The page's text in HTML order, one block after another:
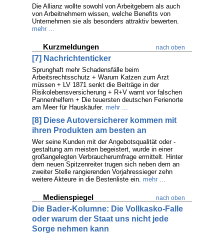
Die Allianz wollte sowohl von Arbeitgebern als auch
von Arbeitnehmern wissen, welche Benefits von
Unternehmen sie als besonders attraktiv bewerten.
mehr ...
Kurzmeldungen nach oben
[7] Nachrichtenticker
Sprunghaft mehr Schadensfälle beim
Arbeitsrechtsschutz + Warum Katzen zum Arzt
müssen + LV 1871 senkt die Beiträge in der
Risikolebensversicherung + R+V warnt vor falschen
Pannenhelfern + Die teuersten deutschen Ferienorte
am Meer für Hauskäufer. mehr ...
[8] Diese Autoversicherer kommen mit
ihren Produkten am besten an
Wer seine Kunden mit der Angebotsqualität oder -
gestaltung am meisten begeistert, wurde in einer
großangelegten Verbraucherumfrage ermittelt. Hinter
dem neuen Spitzenreiter trugen sich neben dem an
zweiter Stelle rangierenden Vorjahressieger zehn
weitere Akteure in die Bestenliste ein. mehr ...
Medienspiegel nach oben
Die Bader-Kolumne: Die Vollkasko-Falle
oder warum der Staat uns nicht jede
Sorge nehmen kann